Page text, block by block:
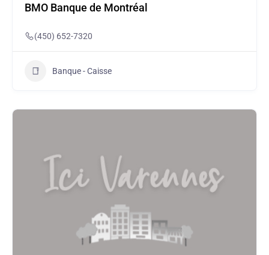
BMO Banque de Montréal
(450) 652-7320
Banque - Caisse